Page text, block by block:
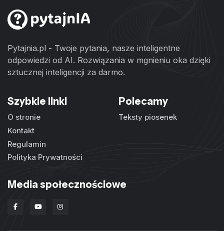
Pytajnia.pl - Twoje pytania, nasze inteligentne
odpowiedzi od AI. Rozwiązania w mgnieniu oka dzięki
sztucznej inteligencji za darmo.
Szybkie linki
O stronie
Kontakt
Regulamin
Polityka Prywatności
Polecamy
Teksty piosenek
Media społecznościowe